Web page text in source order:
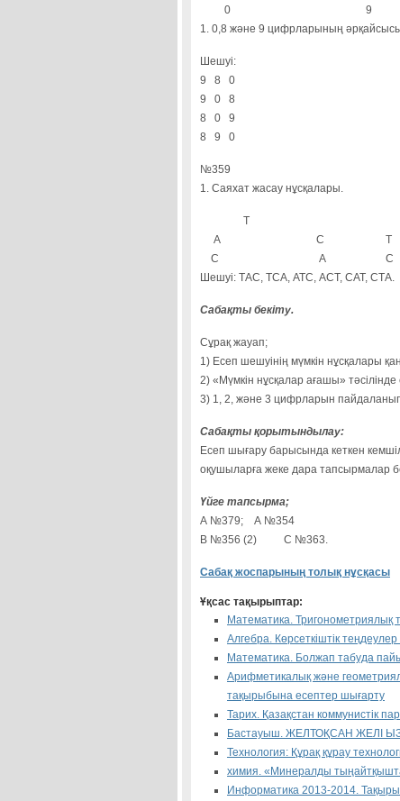
0
9
1. 0,8 және 9 цифрларының
Шешуі:
9 8 0
9 0 8
8 0 9
8 9 0
№359
1. Саяхат жасау нұсқалары.
Т
А
С Т
С
А С
Шешуі: ТАС, ТСА, АТС, АСТ, САТ, СТА.
Сабақты бекіту.
Сұрақ жауап;
1) Есеп шешуінің мүмкін нұсқалары
2) «Мүмкін нұсқалар ағашы»
3) 1, 2, және 3 цифрларын
Сабақты қорытындылау:
Есеп шығару барысында кеткен
оқушыларға жеке дара тапсырмалар
Үйге тапсырма;
А №379; А №354
В №356 (2) С №363.
Сабақ жоспарының толық нұсқасы
Ұқсас тақырыптар:
Математика. Тригонометриялық
Алгебра. Көрсеткіштік
Математика. Болжап табуда
Арифметикалық және
тақырыбына есептер шығарту
Тарих. Қазақстан коммунистік
Бастауыш. ЖЕЛТОҚСАН ЖЕЛІ
Технология: Құрақ құрау
химия. «Минералды
Информатика 2013-2014.